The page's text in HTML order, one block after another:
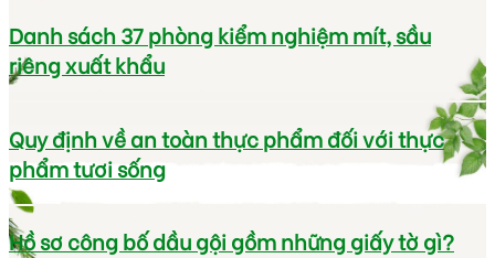
Danh sách 37 phòng kiểm nghiệm mít, sầu
riêng xuất khẩu
Quy định về an toàn thực phẩm đối với thực
phẩm tươi sống
Hồ sơ công bố dầu gội gồm những giấy tờ gì?